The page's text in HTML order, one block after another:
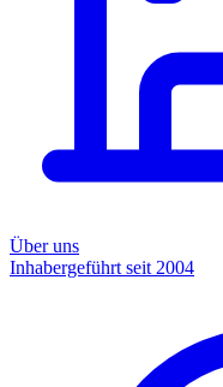
Über uns
Inhabergeführt seit 2004